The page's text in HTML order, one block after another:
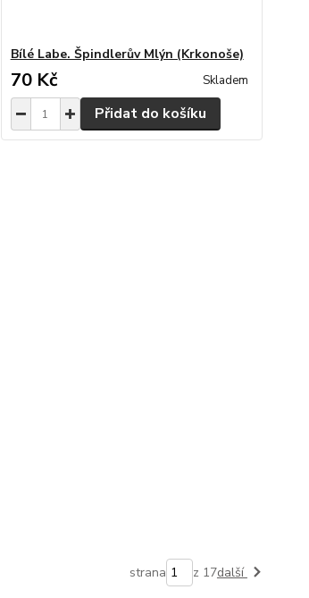
Bílé Labe. Špindlerův Mlýn (Krkonoše)
70 Kč Skladem
Přidat do košíku
strana z 17další